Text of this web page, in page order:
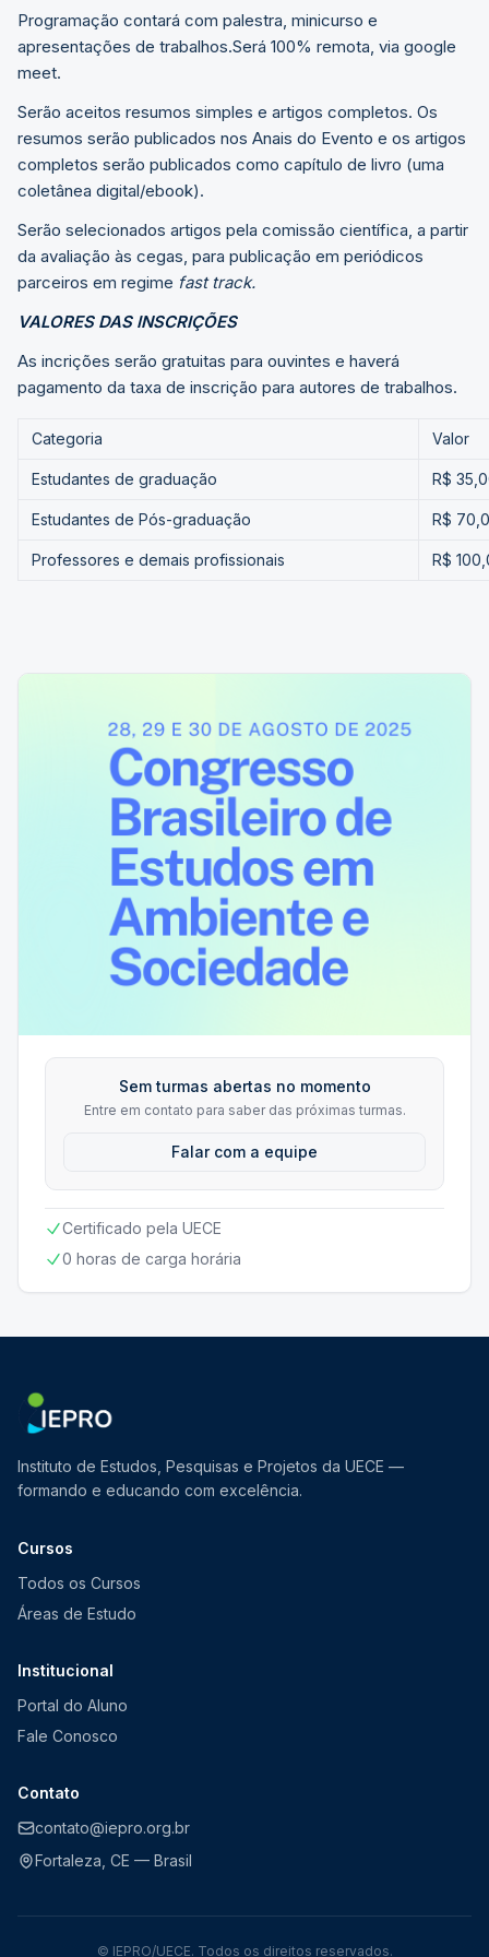
Programação contará com palestra, minicurso e
apresentações de trabalhos.Será 100% remota, via google
meet.
Serão aceitos resumos simples e artigos completos. Os
resumos serão publicados nos Anais do Evento e os artigos
completos serão publicados como capítulo de livro (uma
coletânea digital/ebook).
Serão selecionados artigos pela comissão científica, a partir
da avaliação às cegas, para publicação em periódicos
parceiros em regime fast track.
VALORES DAS INSCRIÇÕES
As incrições serão gratuitas para ouvintes e haverá
pagamento da taxa de inscrição para autores de trabalhos.
Categoria Valor
Estudantes de graduação R$
Estudantes de Pós-graduação R$
Professores e demais profissionais R$
Sem turmas abertas no momento
Entre em contato para saber das próximas turmas.
Falar com a equipe
Certificado pela UECE
0 horas de carga horária
Instituto de Estudos, Pesquisas e Projetos da UECE —
formando e educando com excelência.
Cursos
Todos os Cursos
Áreas de Estudo
Institucional
Portal do Aluno
Fale Conosco
Contato
contato@iepro.org.br
Fortaleza, CE — Brasil
© IEPRO/UECE. Todos os direitos reservados.